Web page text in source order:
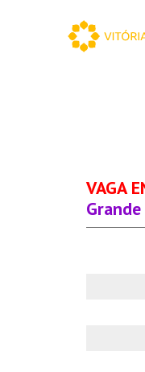
VAGA
Grande